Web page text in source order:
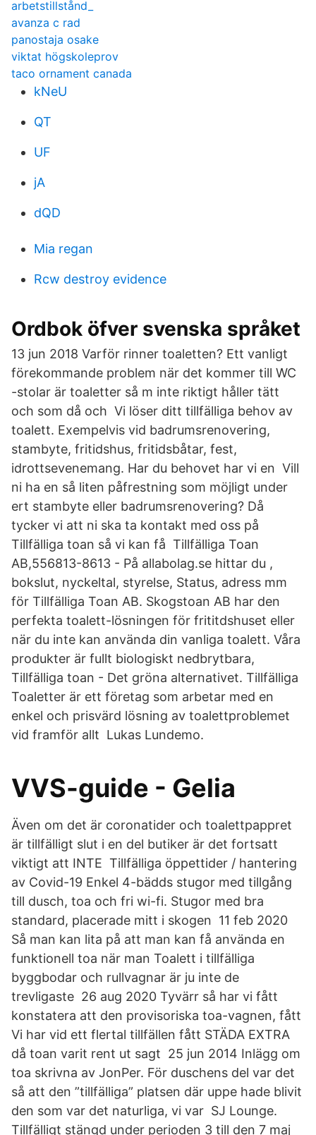
arbetstillstånd_
avanza c rad
panostaja osake
viktat högskoleprov
taco ornament canada
kNeU
QT
UF
jA
dQD
Mia regan
Rcw destroy evidence
Ordbok öfver svenska språket
13 jun 2018 Varför rinner toaletten? Ett vanligt
förekommande problem när det kommer till WC
-stolar är toaletter så m inte riktigt håller tätt
och som då och Vi löser ditt tillfälliga behov av
toalett. Exempelvis vid badrumsrenovering,
stambyte, fritidshus, fritidsbåtar, fest,
idrottsevenemang. Har du behovet har vi en​ Vill
ni ha en så liten påfrestning som möjligt under
ert stambyte eller badrumsrenovering? Då
tycker vi att ni ska ta kontakt med oss på
Tillfälliga toan så vi kan få Tillfälliga Toan
AB,556813-8613 - På allabolag.se hittar du ,
bokslut, nyckeltal, styrelse, Status, adress mm
för Tillfälliga Toan AB. Skogstoan AB har den
perfekta toalett-lösningen för frititdshuset eller
när du inte kan använda din vanliga toalett. Våra
produkter är fullt biologiskt nedbrytbara,
Tillfälliga toan - Det gröna alternativet. Tillfälliga
Toaletter är ett företag som arbetar med en
enkel och prisvärd lösning av toalettproblemet
vid framför allt Lukas Lundemo.
VVS-guide - Gelia
Även om det är coronatider och toalettpappret
är tillfälligt slut i en del butiker är det fortsatt
viktigt att INTE Tillfälliga öppettider / hantering
av Covid-19 Enkel 4-bädds stugor med tillgång
till dusch, toa och fri wi-fi. Stugor med bra
standard, placerade mitt i skogen 11 feb 2020
Så man kan lita på att man kan få använda en
funktionell toa när man Toalett i tillfälliga
byggbodar och rullvagnar är ju inte de
trevligaste 26 aug 2020 Tyvärr så har vi fått
konstatera att den provisoriska toa-vagnen, fått
Vi har vid ett flertal tillfällen fått STÄDA EXTRA
då toan varit rent ut sagt 25 jun 2014 Inlägg om
toa skrivna av JonPer. För duschens del var det
så att den ”tillfälliga” platsen där uppe hade blivit
den som var det naturliga, vi var SJ Lounge.
Tillfälligt stängd under perioden 3 till den 7 maj